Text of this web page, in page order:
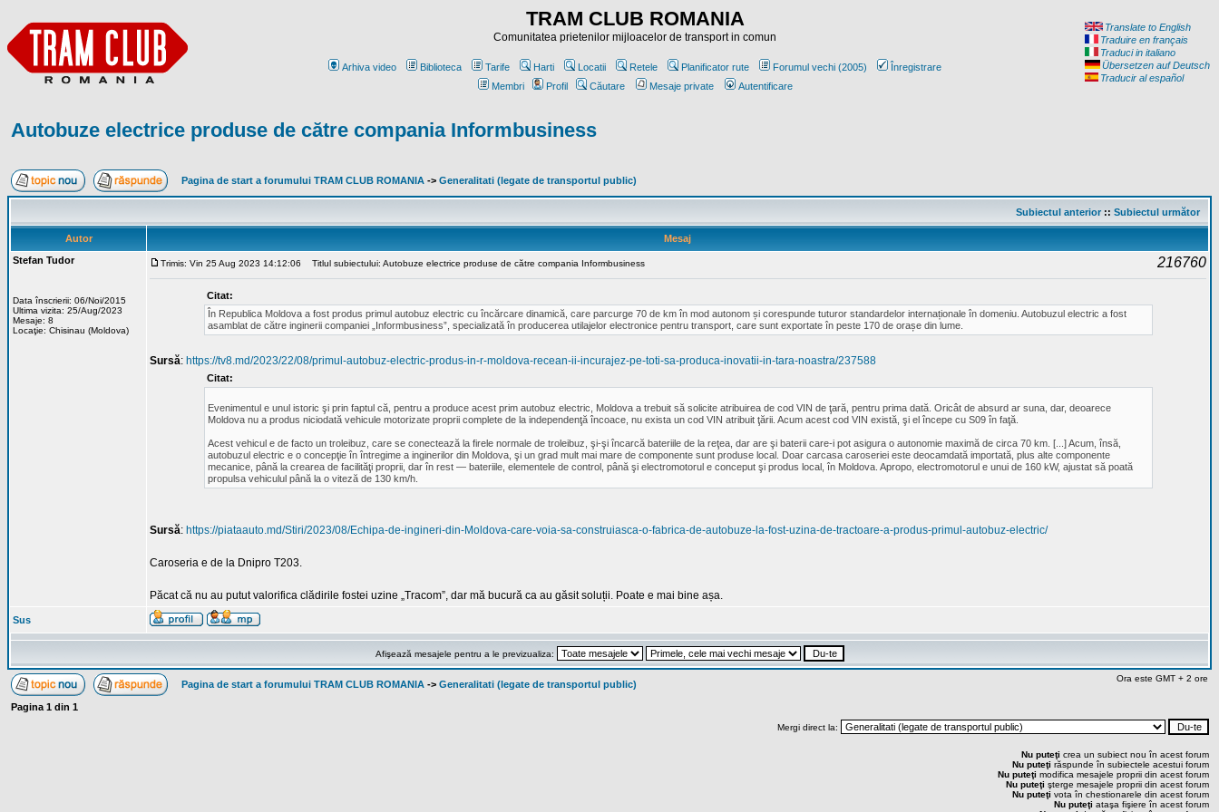
TRAM CLUB ROMANIA
Comunitatea prietenilor mijloacelor de transport in comun
Arhiva video Biblioteca Tarife Harti Locatii Retele Planificator rute Forumul vechi (2005)
Înregistrare
Membri
Profil Căutare Mesaje private Autentificare
Translate to English
Traduire en français
Traduci in italiano
Übersetzen auf Deutsch
Traducir al español
Autobuze electrice produse de către compania Informbusiness
Pagina de start a forumului TRAM CLUB ROMANIA -> Generalitati (legate de transportul public)
Subiectul anterior:: Subiectul următor
Autor
Mesaj
Stefan Tudor
Data înscrierii: 06/Noi/2015
Ultima vizita: 25/Aug/2023
Mesaje: 8
Locaţie: Chisinau (Moldova)
Trimis: Vin 25 Aug 2023 14:12:06 Titlul subiectului: Autobuze electrice produse de către compania Informbusiness 216760
Citat:
În Republica Moldova a fost produs primul autobuz electric cu încărcare dinamică, care parcurge 70 de km în mod autonom și corespunde tuturor standardelor internaționale în domeniu. Autobuzul electric a fost
asamblat de către inginerii companiei „Informbusiness”, specializată în producerea utilajelor electronice pentru transport, care sunt exportate în peste 170 de orașe din lume.
Sursă: https://tv8.md/2023/22/08/primul-autobuz-electric-produs-in-r-moldova-recean-ii-incurajez-pe-toti-sa-produca-inovatii-in-tara-noastra/237588
Citat:
Evenimentul e unul istoric şi prin faptul că, pentru a produce acest prim autobuz electric, Moldova a trebuit să solicite atribuirea de cod VIN de ţară, pentru prima dată. Oricât de absurd ar suna, dar, deoarece
Moldova nu a produs niciodată vehicule motorizate proprii complete de la independenţă încoace, nu exista un cod VIN atribuit ţării. Acum acest cod VIN există, şi el începe cu S09 în faţă.
Acest vehicul e de facto un troleibuz, care se conectează la firele normale de troleibuz, şi-şi încarcă bateriile de la reţea, dar are şi baterii care-i pot asigura o autonomie maximă de circa 70 km. [...] Acum, însă,
autobuzul electric e o concepţie în întregime a inginerilor din Moldova, şi un grad mult mai mare de componente sunt produse local. Doar carcasa caroseriei este deocamdată importată, plus alte componente
mecanice, până la crearea de facilităţi proprii, dar în rest — bateriile, elementele de control, până şi electromotorul e conceput şi produs local, în Moldova. Apropo, electromotorul e unui de 160 kW, ajustat să poată
propulsa vehiculul până la o viteză de 130 km/h.
Sursă: https://piataauto.md/Stiri/2023/08/Echipa-de-ingineri-din-Moldova-care-voia-sa-construiasca-o-fabrica-de-autobuze-la-fost-uzina-de-tractoare-a-produs-primul-autobuz-electric/
Caroseria e de la Dnipro T203.
Păcat că nu au putut valorifica clădirile fostei uzine „Tracom”, dar mă bucură ca au găsit soluții. Poate e mai bine așa.
Sus
Afişează mesajele pentru a le previzualiza:
Pagina de start a forumului TRAM CLUB ROMANIA -> Generalitati (legate de transportul public)
Ora este GMT + 2 ore
Pagina 1 din 1
Mergi direct la:
Nu puteţi crea un subiect nou în acest forum
Nu puteţi răspunde în subiectele acestui forum
Nu puteţi modifica mesajele proprii din acest forum
Nu puteţi şterge mesajele proprii din acest forum
Nu puteţi vota în chestionarele din acest forum
Nu puteţi ataşa fişiere în acest forum